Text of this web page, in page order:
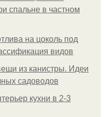
спальне в частном
на цоколь под
видов
из канистры. Идеи
садоводов
кухни в 2-3